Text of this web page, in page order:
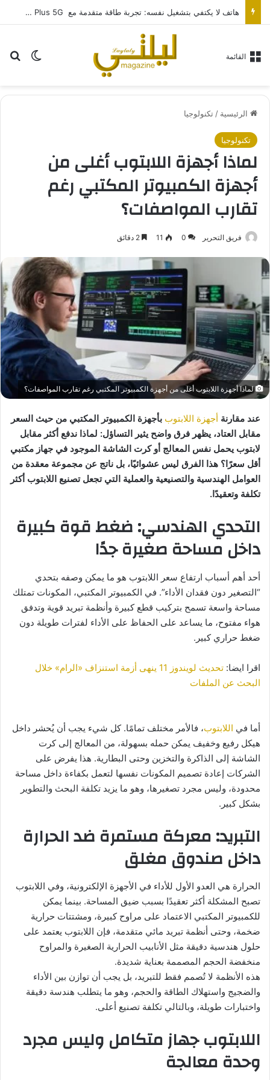
هاتف لا يكتفي بتشغيل نفسه: تجربة طاقة متقدمة مع HONOR X7e Plus 5G
الوضع القائمة
الرئيسية /تكنولوجيا
تكنولوجيا
لماذا أجهزة اللابتوب أغلى من
أجهزة الكمبيوتر المكتبي رغم
تقارب المواصفات؟
فريق التحرير 0
11
لماذا أجهزة اللابتوب أغلى من أجهزة الكمبيوتر المكتبي رغم تقارب المواصفات؟
عند مقارنة أجهزة اللابتوب بأجهزة الكمبيوتر المكتبي من حيث السعر
مقابل العتاد، يظهر فرق واضح يثير التساؤل: لماذا ندفع أكثر مقابل
لابتوب يحمل نفس المعالج أو كرت الشاشة الموجود في جهاز مكتبي
أقل سعرًا؟ هذا الفرق ليس عشوائيًا، بل ناتج عن مجموعة معقدة من
العوامل الهندسية والتصنيعية والعملية التي تجعل تصنيع اللابتوب أكثر
تكلفة وتعقيدًا.
التحدي الهندسي: ضغط قوة كبيرة
داخل مساحة صغيرة جدًا
أحد أهم أسباب ارتفاع سعر اللابتوب هو ما يمكن وصفه بتحدي
“التصغير دون فقدان الأداء”. في الكمبيوتر المكتبي، المكونات تمتلك
مساحة واسعة تسمح بتركيب قطع كبيرة وأنظمة تبريد قوية وتدفق
هواء مفتوح، ما يساعد على الحفاظ على الأداء لفترات طويلة دون
ضغط حراري كبير.
اقرا ايضا:
تحديث لويندوز 11 ينهى أزمة استنزاف «الرام» خلال
البحث عن الملفات
أما في اللابتوب، فالأمر مختلف تمامًا. كل شيء يجب أن يُحشر داخل
هيكل رفيع وخفيف يمكن حمله بسهولة، من المعالج إلى كرت
الشاشة إلى الذاكرة والتخزين وحتى البطارية. هذا يفرض على
الشركات إعادة تصميم المكونات نفسها لتعمل بكفاءة داخل مساحة
محدودة، وليس مجرد تصغيرها، وهو ما يزيد تكلفة البحث والتطوير
بشكل كبير.
التبريد: معركة مستمرة ضد الحرارة
داخل صندوق مغلق
الحرارة هي العدو الأول للأداء في الأجهزة الإلكترونية، وفي اللابتوب
تصبح المشكلة أكثر تعقيدًا بسبب ضيق المساحة. بينما يمكن
للكمبيوتر المكتبي الاعتماد على مراوح كبيرة، ومشتتات حرارية
ضخمة، وحتى أنظمة تبريد مائي متقدمة، فإن اللابتوب يعتمد على
حلول هندسية دقيقة مثل الأنابيب الحرارية الصغيرة والمراوح
منخفضة الحجم المصممة بعناية شديدة.
هذه الأنظمة لا تُصمم فقط للتبريد، بل يجب أن توازن بين الأداء
والضجيج واستهلاك الطاقة والحجم، وهو ما يتطلب هندسة دقيقة
واختبارات طويلة، وبالتالي تكلفة تصنيع أعلى.
اللابتوب جهاز متكامل وليس مجرد
وحدة معالجة